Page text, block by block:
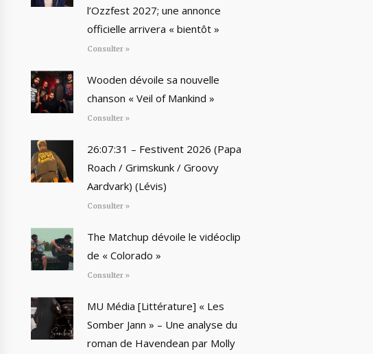
l’Ozzfest 2027; une annonce
officielle arrivera « bientôt »
Consulter »
Wooden dévoile sa nouvelle
chanson « Veil of Mankind »
Consulter »
26:07:31 – Festivent 2026 (Papa
Roach / Grimskunk / Groovy
Aardvark) (Lévis)
Consulter »
The Matchup dévoile le vidéoclip
de « Colorado »
Consulter »
MU Média [Littérature] « Les
Somber Jann » – Une analyse du
roman de Havendean par Molly